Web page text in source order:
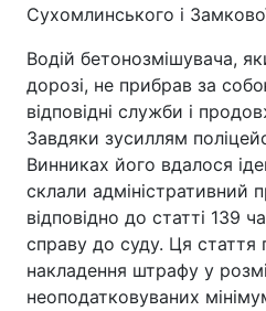
Сухомлинського і
Водій бетонозмішувача,
дорозі, не прибрав за
відповідні служби і
Завдяки зусиллям
Винниках його вдалося
склали адміністративний
відповідно до статті 139
справу до суду. Ця стаття
накладення штрафу у
неоподатковуваних